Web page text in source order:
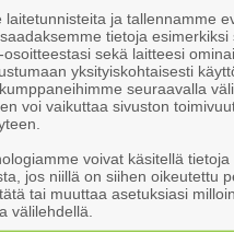
kertovat, miksi
vaihtoehto
nyt
koppi -vihkonen taas jaossa:
ja arjen turvaa
laitetunnisteita ja tallennamme
tietoja esimerkiksi
sekä laitteesi
yksityiskohtaisesti
seuraavalla
voi vaikuttaa sivuston
voivat käsitellä tietoja
jos niillä on siihen oikeutettu
tai muuttaa asetuksiasi
välilehdellä.